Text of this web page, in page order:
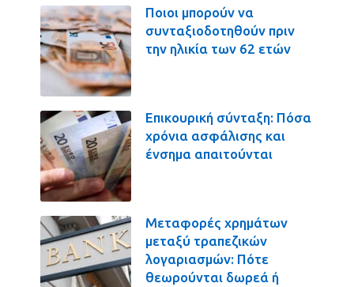
Ποιοι μπορούν να
συνταξιοδοτηθούν πριν
την ηλικία των 62 ετών
Επικουρική σύνταξη: Πόσα
χρόνια ασφάλισης και
ένσημα απαιτούνται
Μεταφορές χρημάτων
μεταξύ τραπεζικών
λογαριασμών: Πότε
θεωρούνται δωρεά ή